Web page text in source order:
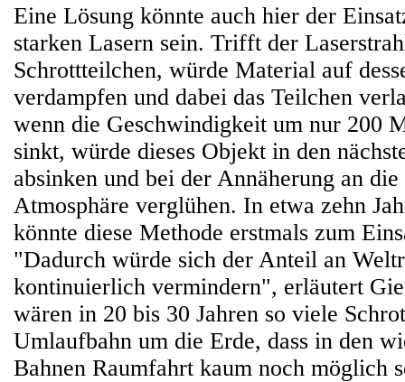
Eine Lösung könnte auch hier der
starken Lasern sein. Trifft der
Schrottteilchen, würde Material auf
verdampfen und dabei das Teilchen
wenn die Geschwindigkeit um nur 200
sinkt, würde dieses Objekt in den
absinken und bei der Annäherung an
Atmosphäre verglühen. In etwa zehn
könnte diese Methode erstmals zum
"Dadurch würde sich der Anteil an
kontinuierlich vermindern", erläutert
wären in 20 bis 30 Jahren so viele
Umlaufbahn um die Erde, dass in den
Bahnen Raumfahrt kaum noch möglich